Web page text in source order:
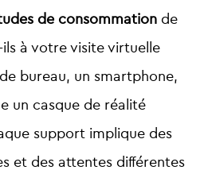
de consommation de
à votre visite virtuelle
bureau, un smartphone,
un casque de réalité
support implique des
et des attentes différentes